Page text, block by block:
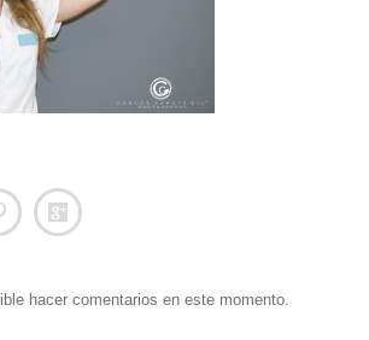
hacer comentarios en este momento.